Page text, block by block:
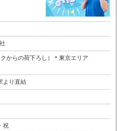
からの荷下ろし）＊東京エリア
より直結
祝